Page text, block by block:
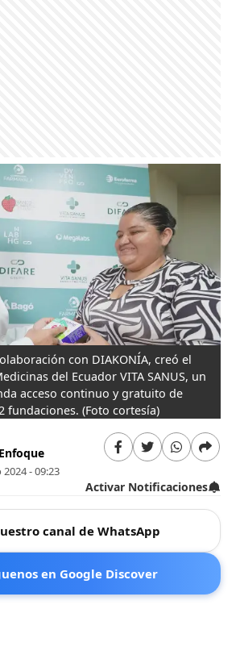
con DIAKONÍA, creó el
del Ecuador VITA SANUS, un
acceso continuo y gratuito de
fundaciones. (Foto cortesía)
- 09:23
Activar Notificaciones
canal de WhatsApp
en Google Discover